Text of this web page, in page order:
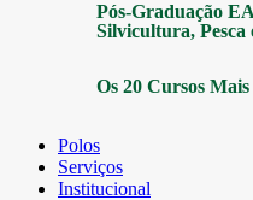
Pós-Graduação
Silvicultura, Pesca
Os 20 Cursos
Polos
Serviços
Institucional